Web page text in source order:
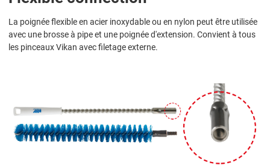
La poignée flexible en acier inoxydable ou en nylon peut être utilisée
avec une brosse à pipe et une poignée d'extension. Convient à tous
les pinceaux Vikan avec filetage externe.